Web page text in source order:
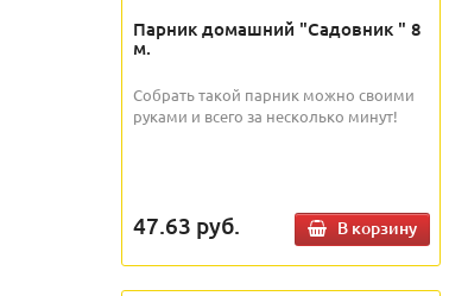
Парник домашний "Садовник " 8
м.
Собрать такой парник можно своими
руками и всего за несколько минут!
47.63 руб. В корзину